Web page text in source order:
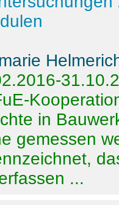
in
gemessen
...